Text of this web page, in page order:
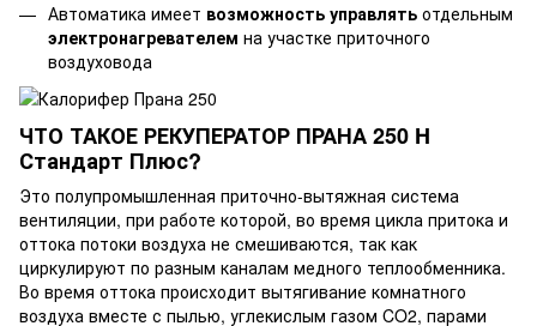
Автоматика имеет возможность управлять отдельным
электронагревателем на участке приточного
воздуховода
ЧТО ТАКОЕ РЕКУПЕРАТОР ПРАНА 250 H
Стандарт Плюс?
Это полупромышленная приточно-вытяжная система
вентиляции, при работе которой, во время цикла притока и
оттока потоки воздуха не смешиваются, так как
циркулируют по разным каналам медного теплообменника.
Во время оттока происходит вытягивание комнатного
воздуха вместе с пылью, углекислым газом CO2, парами